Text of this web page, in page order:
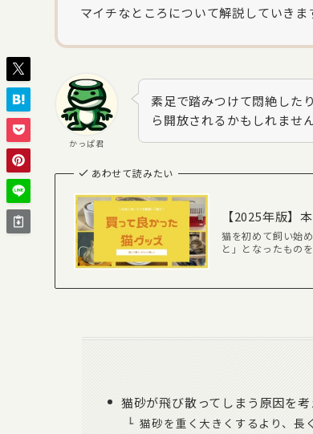
マイチなところについて解説していきま
かっぱ君
素足で踏みつけて悶絶した
ら開放されるかもしれませ
あわせて読みたい
【2025年版】
猫を初めて飼い始
と」となったもの
猫砂が飛び散ってしまう原因を考
猫砂を重く大きくするより、長